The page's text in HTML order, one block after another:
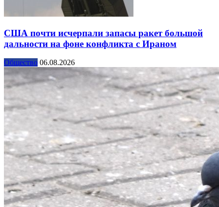
США почти исчерпали запасы ракет большой
дальности на фоне конфликта с Ираном
Общество 06.08.2026